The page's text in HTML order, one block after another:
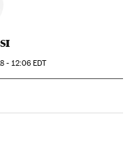
- 12:06EDT